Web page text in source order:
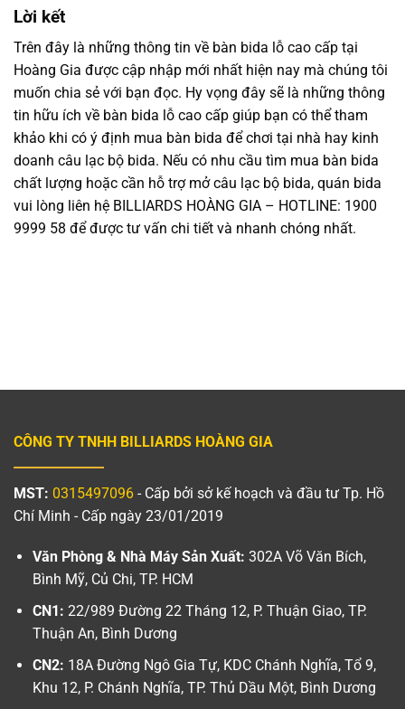
Lời kết
Trên đây là những thông tin về bàn bida lỗ cao cấp tại
Hoàng Gia được cập nhập mới nhất hiện nay mà chúng tôi
muốn chia sẻ với bạn đọc. Hy vọng đây sẽ là những thông
tin hữu ích về bàn bida lỗ cao cấp giúp bạn có thể tham
khảo khi có ý định mua bàn bida để chơi tại nhà hay kinh
doanh câu lạc bộ bida. Nếu có nhu cầu tìm mua bàn bida
chất lượng hoặc cần hỗ trợ mở câu lạc bộ bida, quán bida
vui lòng liên hệ BILLIARDS HOÀNG GIA – HOTLINE: 1900
9999 58 để được tư vấn chi tiết và nhanh chóng nhất.
CÔNG TY TNHH BILLIARDS HOÀNG GIA
MST: 0315497096 - Cấp bởi sở kế hoạch và đầu tư Tp. Hồ
Chí Minh - Cấp ngày 23/01/2019
Văn Phòng & Nhà Máy Sản Xuất: 302A Võ Văn Bích,
Bình Mỹ, Củ Chi, TP. HCM
CN1: 22/989 Đường 22 Tháng 12, P. Thuận Giao, TP.
Thuận An, Bình Dương
CN2: 18A Đường Ngô Gia Tự, KDC Chánh Nghĩa, Tổ 9,
Khu 12, P. Chánh Nghĩa, TP. Thủ Dầu Một, Bình Dương